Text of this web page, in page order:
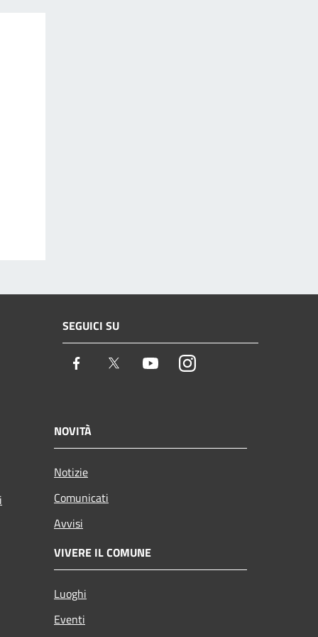
SEGUICI SU
Facebook Twitter YoutubeInstagram
NOVITÀ
Notizie
Comunicati
Avvisi
VIVERE IL COMUNE
Luoghi
Eventi